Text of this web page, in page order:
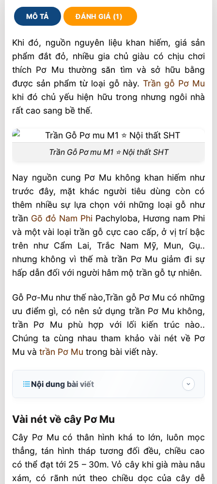
MÔ TẢ ĐÁNH GIÁ (1)
Khi đó, nguồn nguyên liệu khan hiếm, giá sản
phẩm đắt đỏ, nhiều gia chủ giàu có chịu chơi
thích Pơ Mu thường săn tìm và sở hữu bằng
được sản phẩm từ loại gỗ này. Trần gỗ Pơ Mu
khi đó chủ yếu hiện hữu trong nhưng ngôi nhà
rất cao sang bề thế.
Trần Gỗ Pơ mu M1 ⭐️ Nội thất SHT
Nay nguồn cung Pơ Mu không khan hiếm như
trước đây, mặt khác người tiêu dùng còn có
thêm nhiều sự lựa chọn với những loại gỗ như
trần Gõ đỏ Nam Phi Pachyloba, Hương nam Phi
và một vài loại trần gỗ cực cao cấp, ở vị trí bậc
trên như Cẩm Lai, Trắc Nam Mỹ, Mun, Gụ..
nhưng không vì thế mà trần Pơ Mu giảm đi sự
hấp dẫn đối với người hâm mộ trần gỗ tự nhiên.
Gỗ Pơ-Mu như thế nào,Trần gỗ Pơ Mu có những
ưu điểm gì, có nên sử dụng trần Pơ Mu không,
trần Pơ Mu phù hợp với lối kiến trúc nào..
Chúng ta cùng nhau tham khảo vài nét về Pơ
Mu và trần Pơ Mu trong bài viết này.
Nội dung bài viết
Chất lượng gỗ Pơ Mu
Hình thức và ứng dụng của Pơ Mu
Trần gỗ Pơ mu đẹp mãi với thời gian
Ba ưu điểm của trần gỗ Pơ mu
Vài nét về cây Pơ Mu
Cây Pơ Mu có thân hình khá to lớn, luôn mọc
thẳng, tán hình tháp tương đối đều, chiều cao
có thể đạt tới 25 – 30m. Vỏ cây khi già màu nâu
xám, có rãnh nứt theo chiều dọc của cây dễ